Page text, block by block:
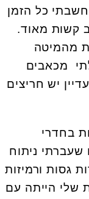
חשבתי כל הזמן
קשות מאוד.
מהמיטה
מכאבים
יש חריצים
בחדרי
ניתוח
גסות ורמיזות
שלי הייתה עם